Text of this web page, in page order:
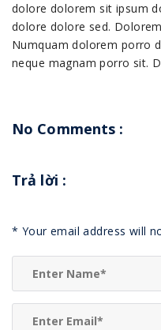
dolore dolorem sit ipsum
dolore dolore sed.
Numquam dolorem porro
neque magnam porro sit.
No Comments :
Trả lời :
* Your email address will